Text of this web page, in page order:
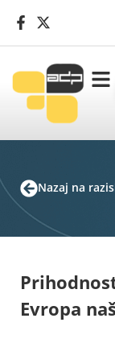
Nazaj na
Evropa